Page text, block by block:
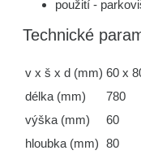
použití -
Technické
v x š x d (mm) 60 x
délka (mm)
780
výška (mm)
60
hloubka (mm) 80